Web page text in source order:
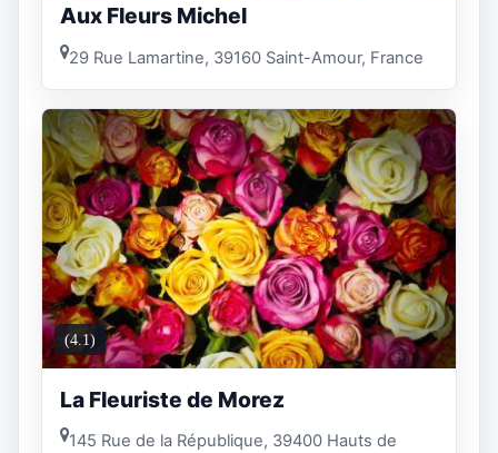
Aux Fleurs Michel
29 Rue Lamartine, 39160 Saint-Amour, France
(4.1)
La Fleuriste de Morez
145 Rue de la République, 39400 Hauts de